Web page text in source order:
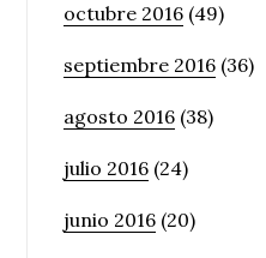
octubre 2016 (49)
septiembre 2016 (36)
agosto 2016 (38)
julio 2016 (24)
junio 2016 (20)